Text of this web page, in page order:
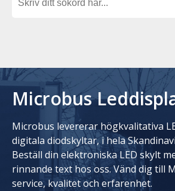
Microbus
Microbus levererar högkvalitativa
digitala diodskyltar, i hela
Beställ din elektroniska LED skylt
rinnande text hos oss. Vänd dig till
service, kvalitet och erfarenhet.